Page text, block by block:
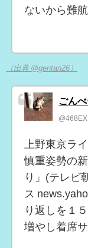
ないから難
（出典 @gentan26）
ごん
上野東京ラ
慎重姿勢の
り」(テレビ
ス
り返しを１
増やし着席